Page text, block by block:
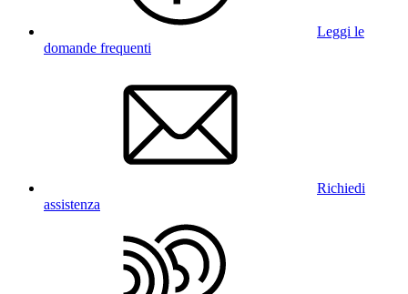
Leggi le
domande frequenti
Richiedi
assistenza